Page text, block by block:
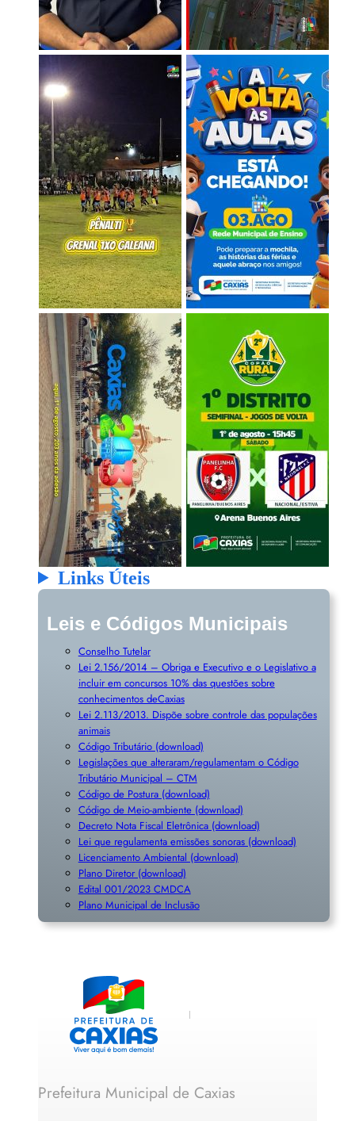
Links Úteis
Leis e Códigos Municipais
Conselho Tutelar
Lei 2.156/2014 – Obriga e Executivo e o Legislativo a
incluir em concursos 10% das questões sobre
conhecimentos deCaxias
Lei 2.113/2013. Dispõe sobre controle das populações
animais
Código Tributário (download)
Legislações que alteraram/regulamentam o Código
Tributário Municipal – CTM
Código de Postura (download)
Código de Meio-ambiente (download)
Decreto Nota Fiscal Eletrônica (download)
Lei que regulamenta emissões sonoras (download)
Licenciamento Ambiental (download)
Plano Diretor (download)
Edital 001/2023 CMDCA
Plano Municipal de Inclusão
Prefeitura Municipal de Caxias